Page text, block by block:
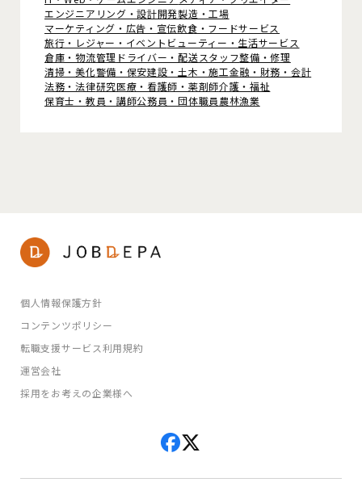
エンジニアリング・設計開発製造・工場
マーケティング・広告・宣伝飲食・フードサービス
旅行・レジャー・イベント ビューティー・生活サービス
倉庫・物流管理 ドライバー・配送スタッフ整備・修理
清掃・美化警備・保安建設・土木・施工金融・財務・会計
法務・法律研究医療・看護師・薬剤師介護・福祉
保育士・教員・講師公務員・団体職員農林漁業
個人情報保護方針
コンテンツポリシー
転職支援サービス利用規約
運営会社
採用をお考えの企業様へ